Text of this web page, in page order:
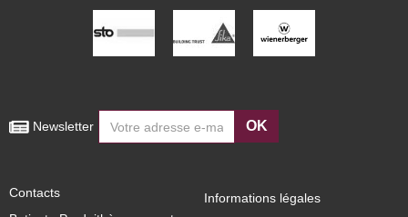
Newsletter OK
Contacts
Informations légales